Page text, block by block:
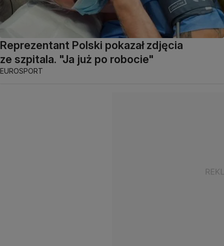
Reprezentant Polski pokazał zdjęcia
ze szpitala. "Ja już po robocie"
EUROSPORT